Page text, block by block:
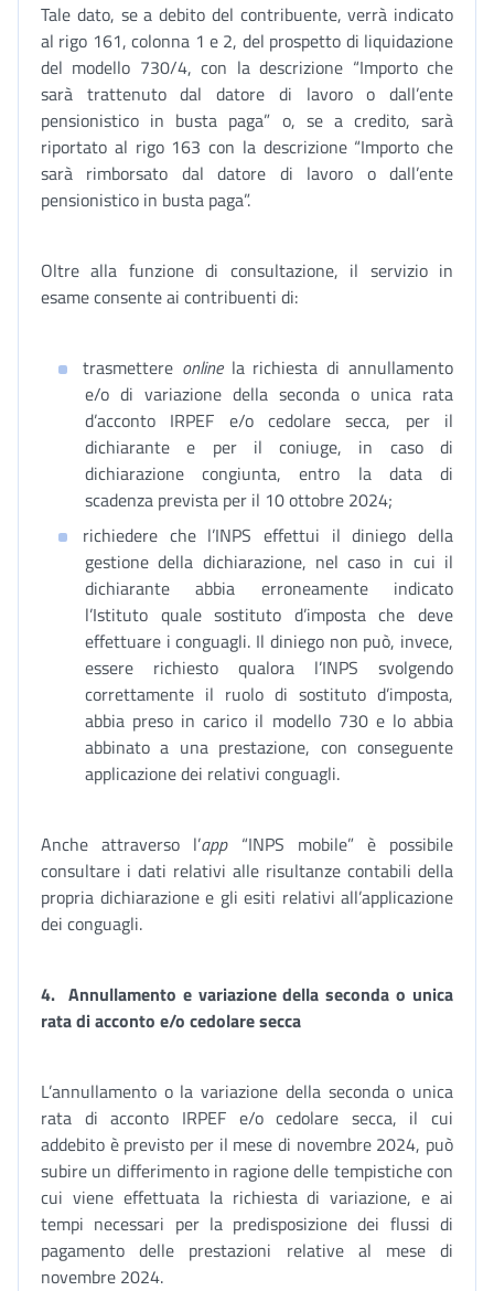
Tale dato, se a debito del contribuente, verrà indicato
al rigo 161, colonna 1 e 2, del prospetto di liquidazione
del modello 730/4, con la descrizione “Importo che
sarà trattenuto dal datore di lavoro o dall’ente
pensionistico in busta paga” o, se a credito, sarà
riportato al rigo 163 con la descrizione “Importo che
sarà rimborsato dal datore di lavoro o dall’ente
pensionistico in busta paga”.
Oltre alla funzione di consultazione, il servizio in
esame consente ai contribuenti di:
trasmettere online la richiesta di annullamento
e/o di variazione della seconda o unica rata
d’acconto IRPEF e/o cedolare secca, per il
dichiarante e per il coniuge, in caso di
dichiarazione congiunta, entro la data di
scadenza prevista per il 10 ottobre 2024;
richiedere che l’INPS effettui il diniego della
gestione della dichiarazione, nel caso in cui il
dichiarante abbia erroneamente indicato
l’Istituto quale sostituto d’imposta che deve
effettuare i conguagli. Il diniego non può, invece,
essere richiesto qualora l’INPS svolgendo
correttamente il ruolo di sostituto d’imposta,
abbia preso in carico il modello 730 e lo abbia
abbinato a una prestazione, con conseguente
applicazione dei relativi conguagli.
Anche attraverso l’app “INPS mobile” è possibile
consultare i dati relativi alle risultanze contabili della
propria dichiarazione e gli esiti relativi all’applicazione
dei conguagli.
4. Annullamento e variazione della seconda o unica
rata di acconto e/o cedolare secca
L’annullamento o la variazione della seconda o unica
rata di acconto IRPEF e/o cedolare secca, il cui
addebito è previsto per il mese di novembre 2024, può
subire un differimento in ragione delle tempistiche con
cui viene effettuata la richiesta di variazione, e ai
tempi necessari per la predisposizione dei flussi di
pagamento delle prestazioni relative al mese di
novembre 2024.